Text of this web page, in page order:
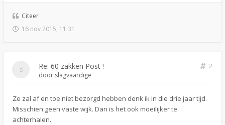
Citeer
16 nov 2015, 11:31
Re: 60 zakken Post !
2
door slagvaardige
Ze zal af en toe niet bezorgd hebben denk ik in die drie jaar tijd.
Misschien geen vaste wijk. Dan is het ook moeilijker te
achterhalen.